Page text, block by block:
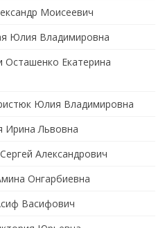
Моисеевич
Юлия Владимировна
Осташенко Екатерина
Юлия Владимировна
Ирина Львовна
Александрович
Онгарбиевна
Васифович